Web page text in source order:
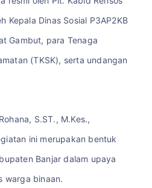
Kepala Dinas Sosial P3AP2KB
Gambut, para Tenaga
(TKSK), serta undangan
S.ST., M.Kes.,
ini merupakan bentuk
Banjar dalam upaya
warga binaan.